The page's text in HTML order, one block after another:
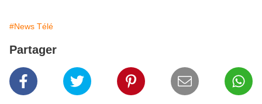
#News Télé
Partager